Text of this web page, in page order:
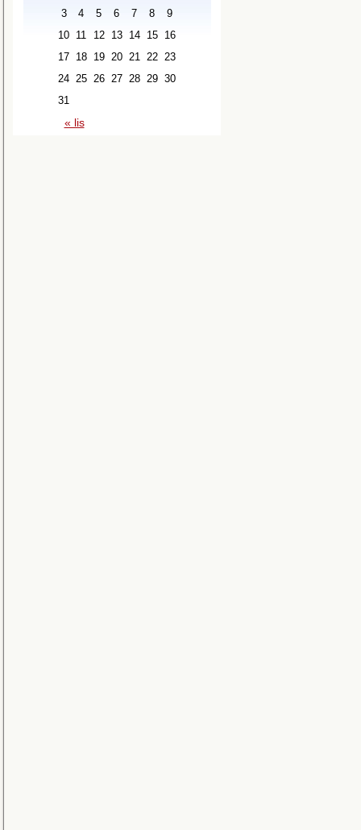
« lis
3
4 5 6 7 8
9
10 11 12 13 14 15
16
17 18 19 20 21 22 23
24 25 26 27 28 29 30
31